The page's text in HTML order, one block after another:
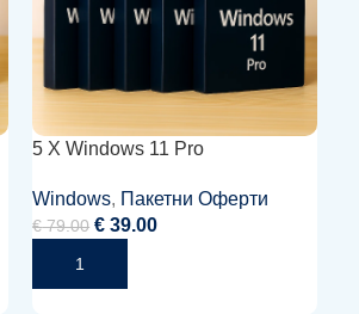
5 X Windows 11 Pro
Windows, Пакетни Оферти
€79.00 € 39.00
Добавяне В Количката